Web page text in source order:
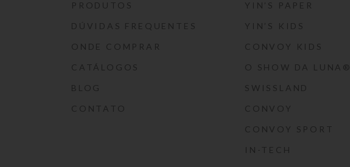
PRODUTOS
DÚVIDAS FREQUENTES
ONDE COMPRAR
CATÁLOGOS
BLOG
CONTATO
YIN’S PAPER
YIN’S KIDS
CONVOY KIDS
O SHOW DA LUNA®
SWISSLAND
CONVOY
CONVOY SPORT
IN-TECH